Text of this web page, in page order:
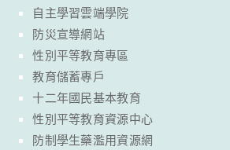
自主學習雲端學院
防災宣導網站
性別平等教育專區
教育儲蓄專戶
十二年國民基本教育
性別平等教育資源中心
防制學生藥濫用資源網